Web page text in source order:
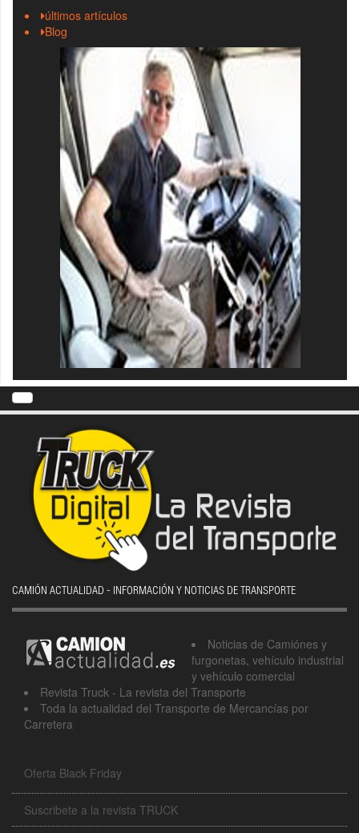
últimos artículos
Blog
CAMIÓN ACTUALIDAD - INFORMACIÓN Y NOTICIAS DE TRANSPORTE
Noticias de Camiónes y
furgonetas, vehículo industrial
y vehículo comercial
Revista Truck - La revista del Transporte
Toda la actualidad del Transporte de Mercancías por
Carretera
Oferta Black Friday
Suscribete a la revista TRUCK